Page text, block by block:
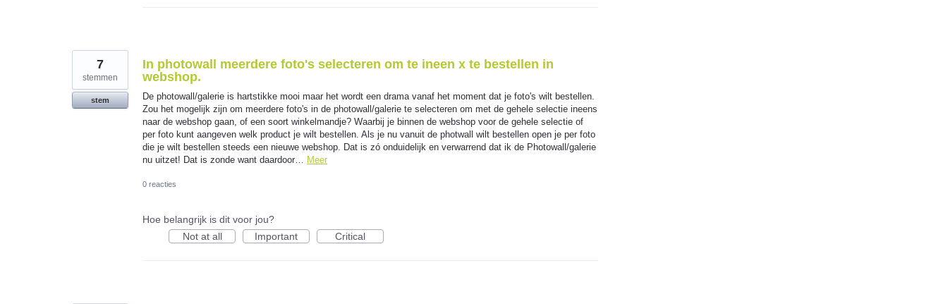
In photowall meerdere foto's selecteren om te ineen x te bestellen in
webshop.
De photowall/galerie is hartstikke mooi maar het wordt een drama vanaf het moment dat je foto's wilt bestellen.
Zou het mogelijk zijn om meerdere foto's in de photowall/galerie te selecteren om met de gehele selectie ineens
naar de webshop gaan, of een soort winkelmandje? Waarbij je binnen de webshop voor de gehele selectie of
per foto kunt aangeven welk product je wilt bestellen. Als je nu vanuit de photwall wilt bestellen open je per foto
die je wilt bestellen steeds een nieuwe webshop. Dat is zó onduidelijk en verwarrend dat ik de Photowall/galerie
nu uitzet! Dat is zonde want daardoor… Meer
7
stemmen
stem
0 reacties
Hoe belangrijk is dit voor jou?
Not at all
Important Critical